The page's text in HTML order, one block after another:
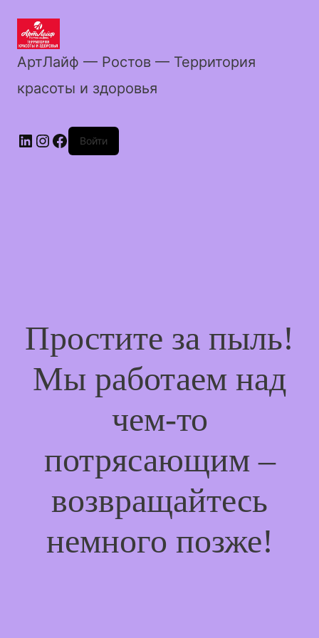
АртЛайф — Ростов — Территория
красоты и здоровья
LinkedIn
Instagram
Facebook
Войти
Простите за пыль!
Мы работаем над
чем-то
потрясающим –
возвращайтесь
немного позже!